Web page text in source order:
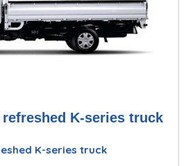
refreshed K-series truck
K-series truck